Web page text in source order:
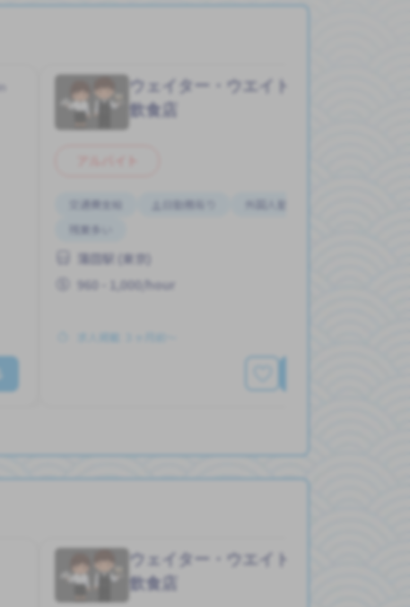
ウェイター・ウエイトレス
飲食店
交通費支給 土日勤務有り 外国人勤務中
残業多い
蒲田駅 (東京)
960 - 1,000/hour
求人掲載 ３ヶ月前〜
ウェイター・ウエイトレス
飲食店